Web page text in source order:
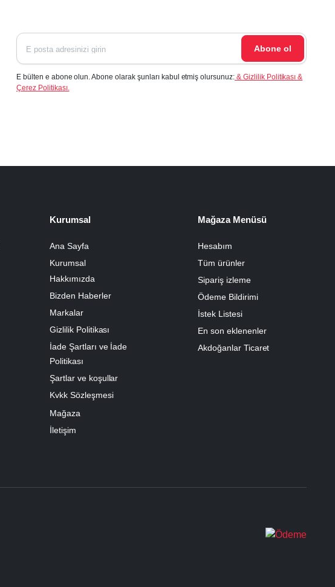
Abone ol
E bülten e abone olun. Abone olarak şunları kabul etmiş olursunuz: & Gizlilik Politikası &
Çerez Politikası.
Kurumsal
Ana Sayfa
Kurumsal
Hakkımızda
Bizden Haberler
Markalar
Gizlilik Politikası
İade Şartları ve İade
Politikası
Şartlar ve koşullar
Kvkk Sözleşmesi
Mağaza
İletişim
Mağaza Menüsü
Hesabım
Tüm ürünler
Sipariş izleme
Ödeme Bildirimi
İstek Listesi
En son eklenenler
Akdoğanlar Ticaret